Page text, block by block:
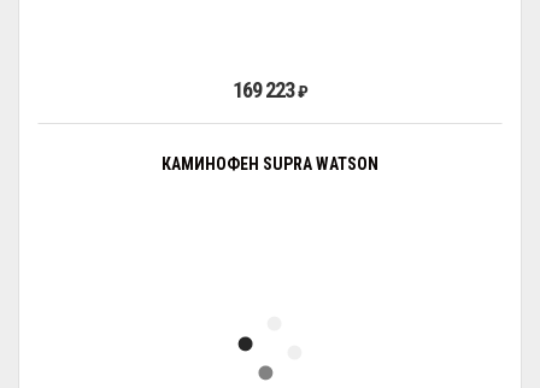
169 223₽
КАМИНОФЕН SUPRA WATSON